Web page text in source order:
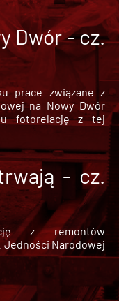
Dwór - cz.
prace związane z
na Nowy Dwór
fotorelację z tej
- cz.
z remontów
Jedności Narodowej